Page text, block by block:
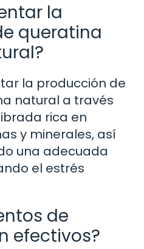
la
queratina
la producción de
natural a través
rica en
y minerales, así
una adecuada
el estrés
de
efectivos?